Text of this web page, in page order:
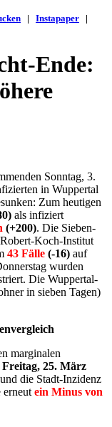
| Instapaper |
Ende:
Sonntag, 3.
in Wuppertal
Zum heutigen
als infiziert
(+200). Die Sieben-
Koch-Institut
43 Fälle (-16) auf
wurden
Die Wuppertal-
in sieben Tagen)
marginalen
Freitag, 25. März
und die Stadt-Inzidenz
erneut ein Minus von